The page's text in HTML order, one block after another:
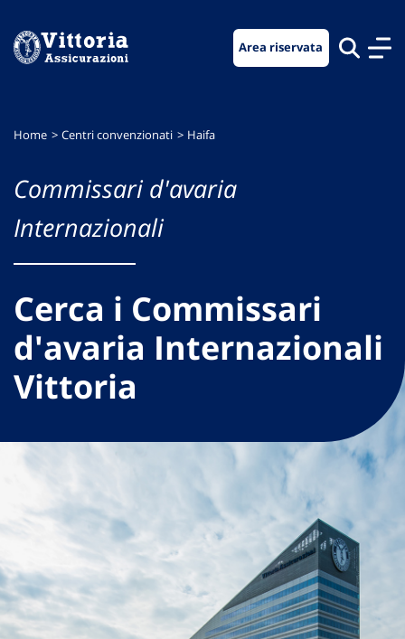
menu
contenuto
footer
Area riservata
Home Centri convenzionati Haifa
Commissari d'avaria
Internazionali
Cerca i Commissari
d'avaria Internazionali
Vittoria